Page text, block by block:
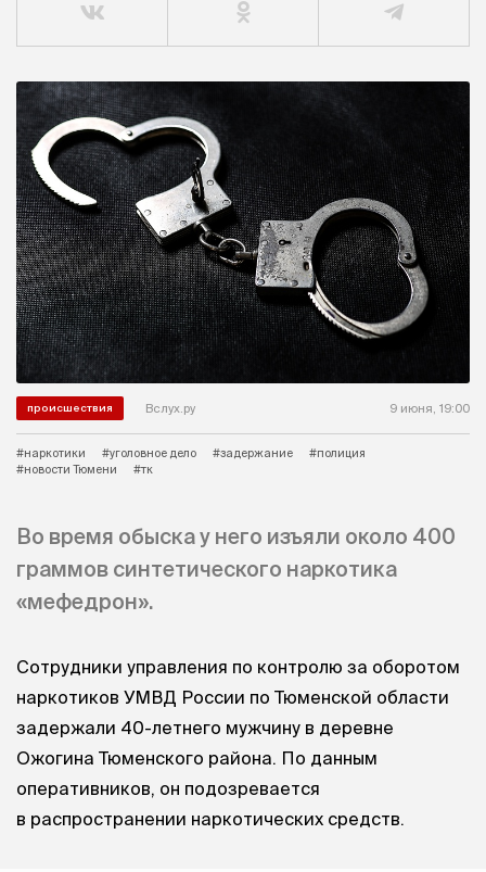
происшествия Вслух.ру 9 июня, 19:00
#наркотики #уголовное дело #задержание
#полиция
#новости Тюмени
#тк
Во время обыска у него изъяли около 400
граммов синтетического наркотика
«мефедрон».
Сотрудники управления по контролю за оборотом
наркотиков УМВД России по Тюменской области
задержали 40-летнего мужчину в деревне
Ожогина Тюменского района. По данным
оперативников, он подозревается
в распространении наркотических средств.